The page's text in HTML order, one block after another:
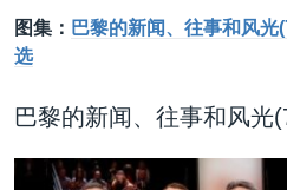
图集： 巴黎的新闻、往事和风
选
巴黎的新闻、往事和风光